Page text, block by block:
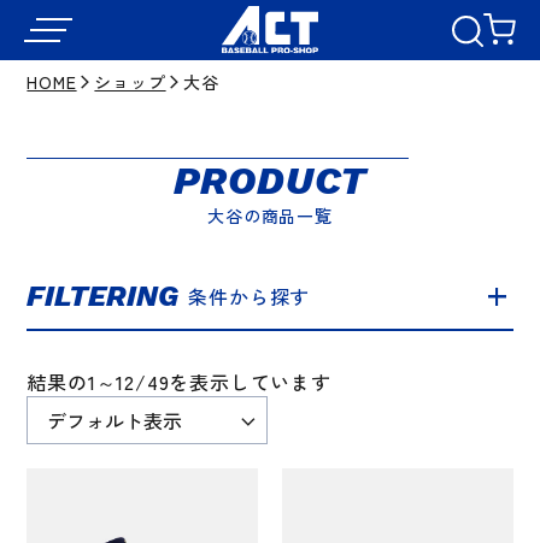
HOME ショップ 大谷
大谷の商品一覧
PRODUCT
FILTERING 条件から探す
結果の1～12/49を表示しています